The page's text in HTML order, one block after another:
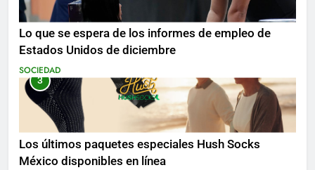
Lo que se espera de los informes de empleo de
Estados Unidos de diciembre
SOCIEDAD
3
Los últimos paquetes especiales Hush Socks
México disponibles en línea